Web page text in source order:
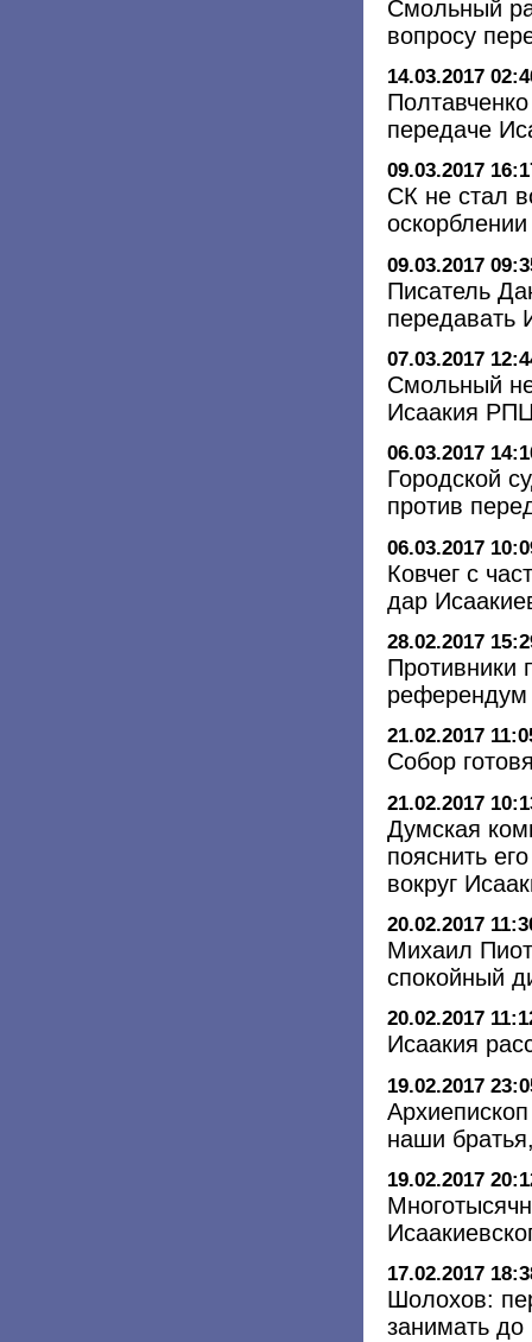
Смольный
вопросу
14.03.2017
передаче
09.03.2017
СК не стал
09.03.2017
Писатель
передавать
07.03.2017
Смольный
Исаакия
06.03.2017
Городской
против
06.03.2017
Ковчег с
дар
28.02.2017
Противники
референдум
21.02.2017
Собор
21.02.2017
Думская
пояснить
вокруг
20.02.2017
Михаил
спокойный
20.02.2017
Исаакия
19.02.2017
наши
19.02.2017
17.02.2017
Шолохов:
занимать до